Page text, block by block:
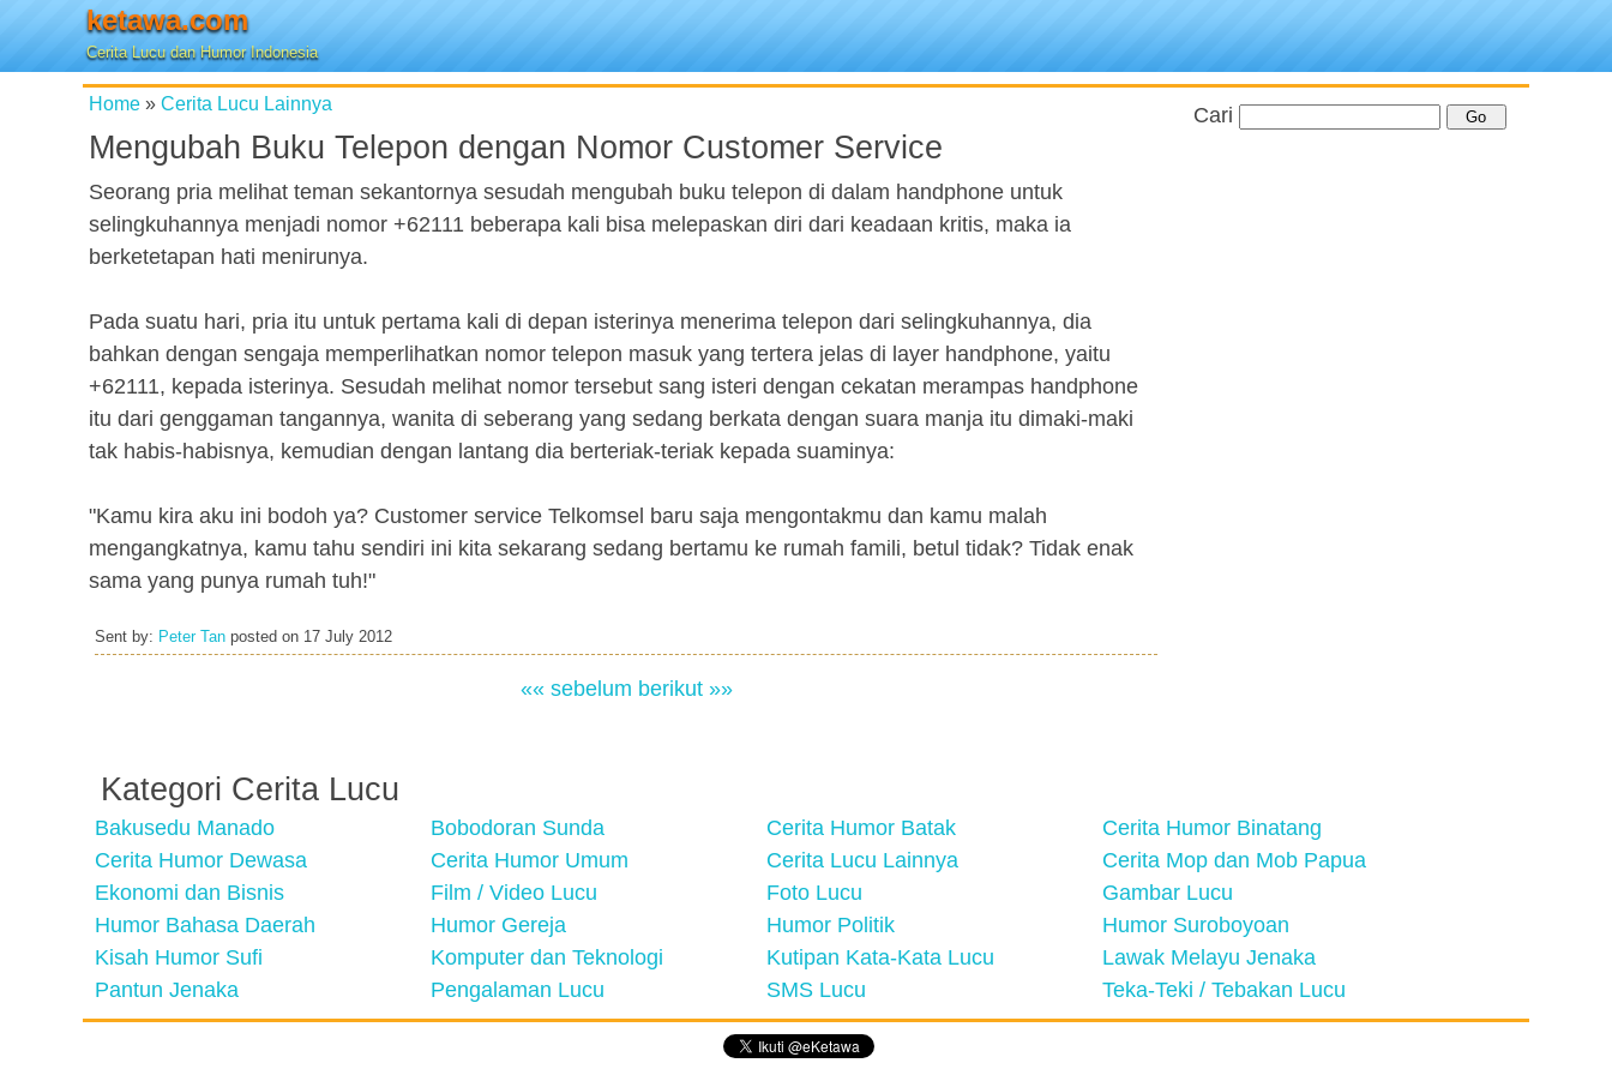
ketawa.com
Cerita Lucu dan Humor Indonesia
Home » Cerita Lucu Lainnya
Mengubah Buku Telepon dengan Nomor Customer Service
Seorang pria melihat teman sekantornya sesudah mengubah buku telepon di dalam handphone untuk
selingkuhannya menjadi nomor +62111 beberapa kali bisa melepaskan diri dari keadaan kritis, maka ia
berketetapan hati menirunya.
Pada suatu hari, pria itu untuk pertama kali di depan isterinya menerima telepon dari selingkuhannya, dia
bahkan dengan sengaja memperlihatkan nomor telepon masuk yang tertera jelas di layer handphone, yaitu
+62111, kepada isterinya. Sesudah melihat nomor tersebut sang isteri dengan cekatan merampas handphone
itu dari genggaman tangannya, wanita di seberang yang sedang berkata dengan suara manja itu dimaki-maki
tak habis-habisnya, kemudian dengan lantang dia berteriak-teriak kepada suaminya:
"Kamu kira aku ini bodoh ya? Customer service Telkomsel baru saja mengontakmu dan kamu malah
mengangkatnya, kamu tahu sendiri ini kita sekarang sedang bertamu ke rumah famili, betul tidak? Tidak enak
sama yang punya rumah tuh!"
Sent by: Peter Tan posted on 17 July 2012
«« sebelum berikut »»
Cari
Kategori Cerita Lucu
Bakusedu Manado Bobodoran Sunda Cerita Humor Batak
Cerita Humor Binatang
Cerita Humor Dewasa
Cerita Humor Umum Cerita Lucu Lainnya
Cerita Mop dan Mob Papua
Ekonomi dan Bisnis
Film / Video Lucu Foto Lucu
Gambar Lucu
Humor Bahasa Daerah
Humor Gereja Humor Politik
Humor Suroboyoan
Kisah Humor Sufi
Komputer dan Teknologi Kutipan Kata-Kata Lucu
Lawak Melayu Jenaka
Pantun Jenaka
Pengalaman Lucu SMS Lucu Teka-Teki / Tebakan Lucu